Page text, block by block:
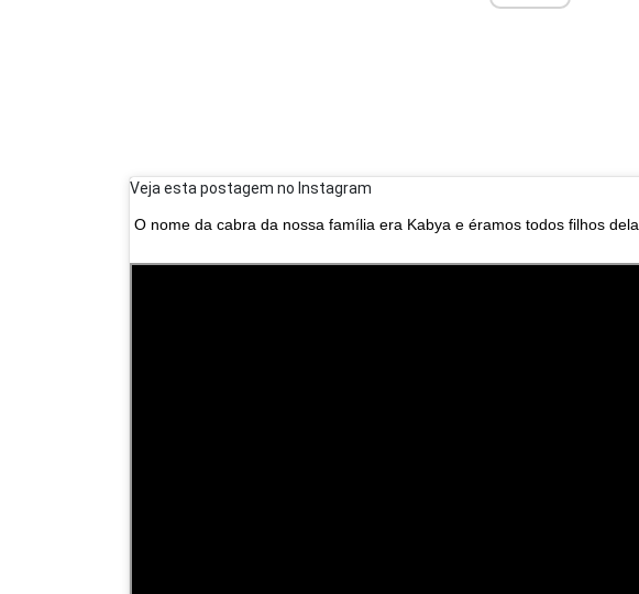
Veja esta postagem no Instagram
O nome da cabra da nossa família era Kabya e éramos todos filhos dela.